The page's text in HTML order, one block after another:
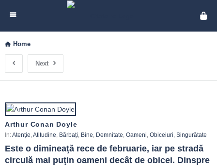
Home
Next
Arthur Conan Doyle
In:Atenție,Atitudine, Bărbați, Bine, Demnitate, Oameni, Obiceiuri, Singurătate
Este o dimineaţă rece de februarie, iar pe stradă
circulă mai puţin oameni decât de obicei. Dinspre